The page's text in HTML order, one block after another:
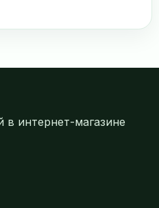
в интернет-магазине